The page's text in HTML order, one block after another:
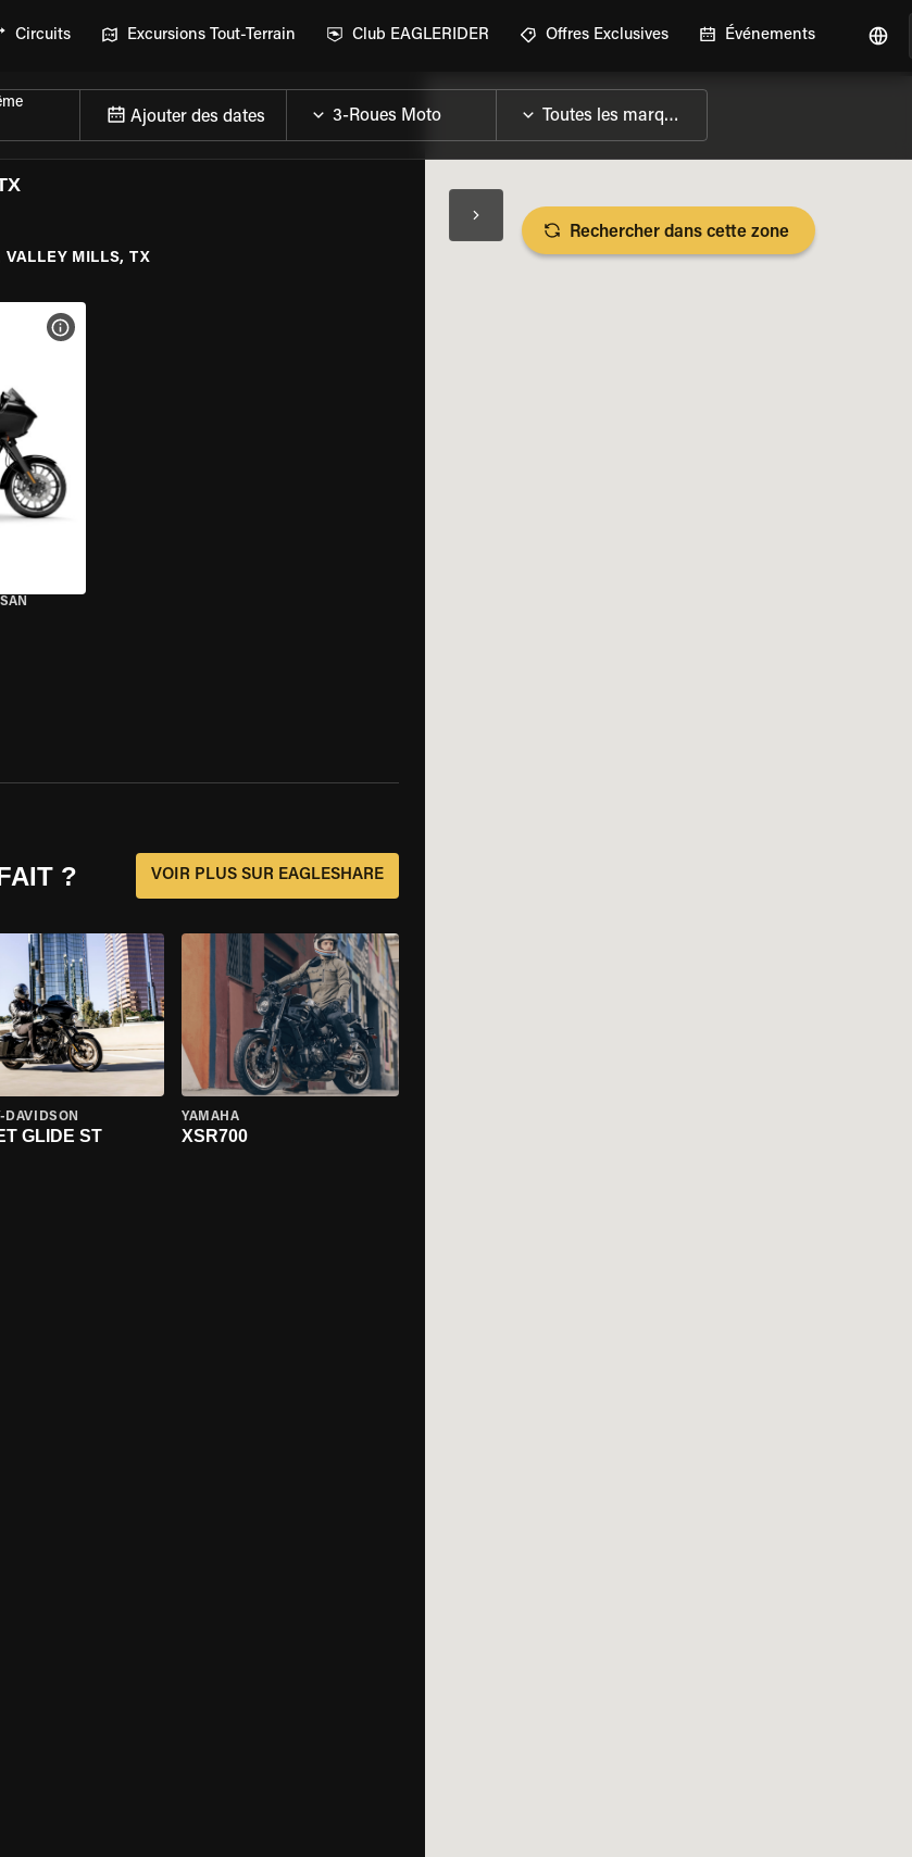
Circuits Excursions Tout-Terrain Club EAGLERIDER Offres Exclusives Événements
Ajouter des dates
VALLEY MILLS, TX
SAN
VOIR LES SPÉCIFICATIONS DE LA MOTO
? VOIR PLUS SUR EAGLESHARE
DAVIDSON
GLIDE ST
YAMAHA
XSR700
Rechercher dans cette zone